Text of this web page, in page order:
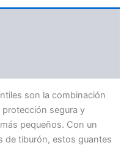
son la combinación
segura y
pequeños. Con un
de tiburón, estos guantes